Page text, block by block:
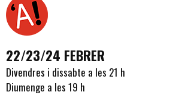
22/23/24 FEBRER
Divendres i dissabte a les 21 h
Diumenge a les 19 h